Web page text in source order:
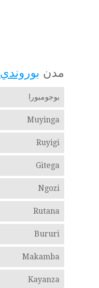
مدن بوروندي
بوجومبورا
Muyinga
Ruyigi
Gitega
Ngozi
Rutana
Bururi
Makamba
Kayanza